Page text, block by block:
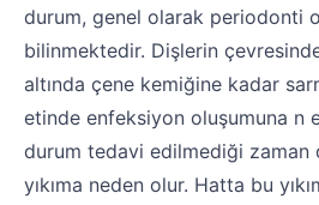
durum, genel olarak periodonti
bilinmektedir. Dişlerin
altında çene kemiğine kadar
etinde enfeksiyon oluşumuna n
durum tedavi edilmediği zaman
yıkıma neden olur. Hatta bu